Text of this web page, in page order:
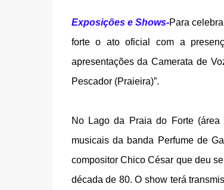
Exposições e Shows-Para
forte o ato oficial com a
apresentações da Camerata de
Pescador (Praieira)”.
No Lago da Praia do Forte
musicais da banda Perfume de
compositor Chico César que deu
década de 80. O show terá